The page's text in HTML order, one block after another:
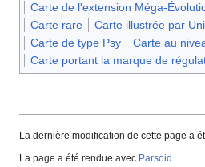
Carte de l'extension Méga-
Carte rare
Carte illustrée par
Carte de type Psy
Carte au
Carte portant la marque de
La dernière modification de cette page a
La page a été rendue avec Parsoid .